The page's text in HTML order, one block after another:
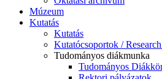
Múzeum
Kutatás
Kutatás
Kutatócsoportok /
Tudományos diákmunka
Tudományos